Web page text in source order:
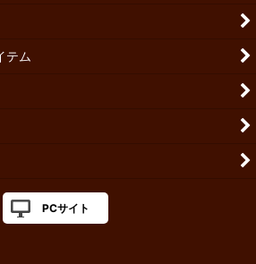
テム
PCサイト